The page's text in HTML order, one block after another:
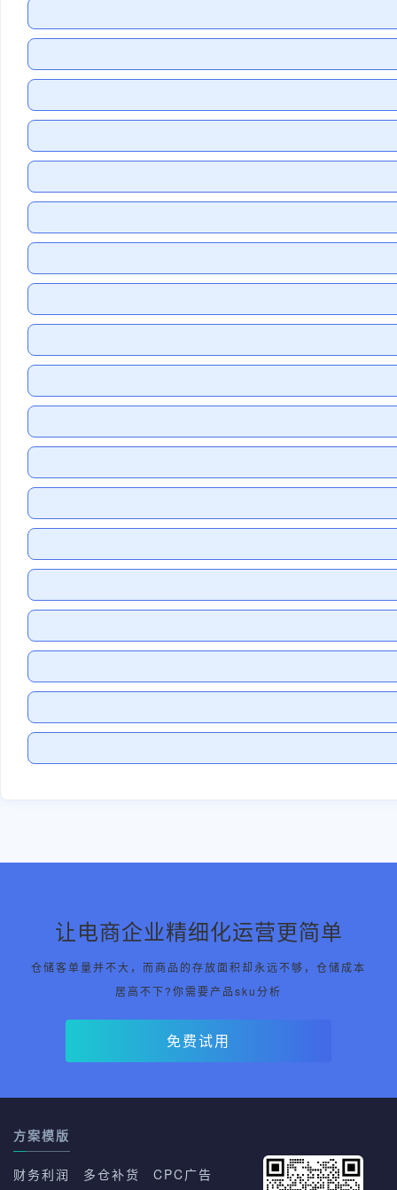
让电商企业精细化运营更简单
仓储客单量并不大，而商品的存放面积却永远不够，仓储成本
居高不下?你需要产品sku分析
免费试用
方案模版
财务利润 多仓补货
CPC广告